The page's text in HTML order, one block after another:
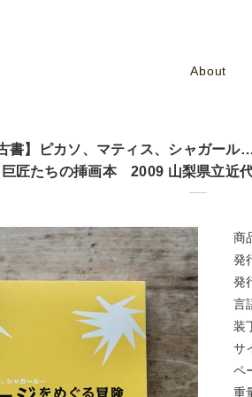
About
書】ピカソ、マティス、シャガー
巨匠たちの挿画本 2009 山梨県立近
商
発
発
言
装
サ
ペ
重